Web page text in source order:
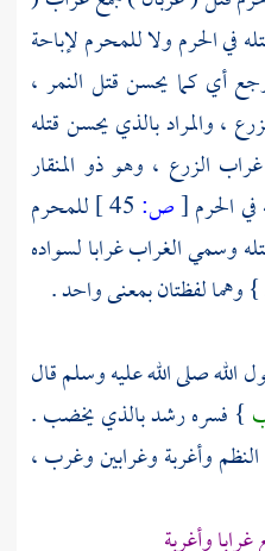
في الحرم ولا للمحرم لإباحة
أي كما يحسن قتل النمر ،
، والمراد بالذي يحسن قتله
الزرع ، وهو ذو المنقار
الحرم[ص:
للمحرم
وسمي الغراب غرابا لسواده
} وهما لفظتان بمعنى واحد .
الله صلى الله عليه وسلم قال
} فسرهرشدبالذي يخضب .
وأغربة وغرابين وغرب ،
وأغربة